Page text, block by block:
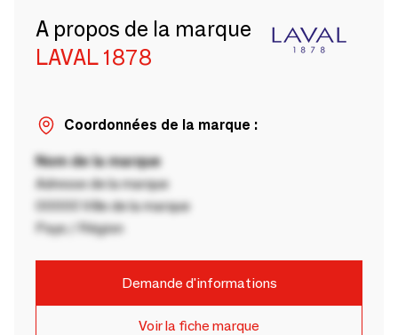
A propos de la marque
LAVAL 1878
Coordonnées de la marque :
Nom de la marque
Adresse de la marque
00000 Ville de la marque
Pays / Région
Demande d'informations
Voir la fiche marque